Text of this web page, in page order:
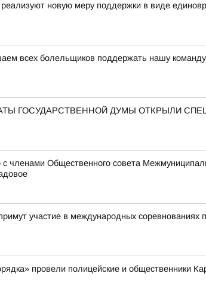
новую меру поддержки в виде
всех болельщиков поддержать нашу
ГОСУДАРСТВЕННОЙ ДУМЫ ОТКРЫЛИ
с членами Общественного совета
участие в международных соревнованиях
провели полицейские и общественники